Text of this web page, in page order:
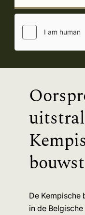
De Kempische
in de